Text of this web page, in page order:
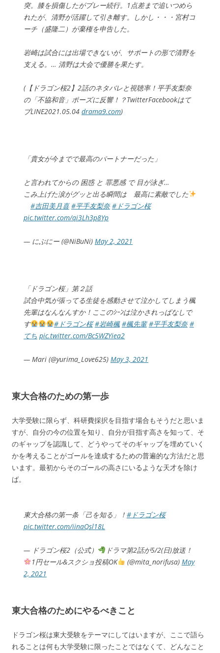
突。膝を損傷したがプレー続行。1点差まで追いつめら
れたが、清野が活躍して引き離す。しかし・・・宮村コ
ーチ（盛隆二）が棄権を申告した。
岩崎は試合には出場できないが、サポートの形で清野を
支える。… 清野は大会で優勝を果たす。
(【ドラゴン桜2】2話のネタバレと視聴率！平手友梨奈
の「不協和音」ポーズに反響！？TwitterFacebookはて
ブLINE2021.05.04 drama9.com)
「貴女が今までで最高のパートナーだった」
と言われてからの 困惑 と 罪悪感 で 目が泳ぎ…
こみ上げた涙がグッと出る瞬間は 最高に素敵でした
#吉田美月喜 #平手友梨奈 #ドラゴン桜
pic.twitter.com/qi3Lh3p8Yp
— にぶにー (@NiBuNi) May 2, 2021
「ドラゴン桜」第２話
試合中気が張ってる生徒を感動させて泣かしてしまう楓
先輩はなんなんすか！ここのｼｰﾝは泣かされっぱなしで
す
#ドラゴン桜 #岩崎楓 #楓先輩 #平手友梨奈 #
てち pic.twitter.com/Bc5WZYiea2
— Mari (@yurima_Love625) May 3, 2021
東大合格のための第一歩
大学受験に限らず、科研費採択を目指す場合もそうだと思いま
すが、自分の今の位置を知り、自分が目指す高さを知って、そ
のギャップを認識して、どうやってそのギャップを埋めていく
かを考えることがゴールを達成するための普遍的な方法だと思
います。最初からそのゴールの高さにいるような天才を除け
ば。
東大合格の第一条「己を知る」！ #ドラゴン桜
pic.twitter.com/iinaQsl18L
— ドラゴン桜2（公式）
ドラマ第2話が5/2(日)放送！
1円セール&スクショ投稿OK
(@mita_norifusa) May
2, 2021
東大合格のためにやるべきこと
ドラゴン桜は東大受験をテーマにしてはいますが、ここで語ら
れることは何も大学受験に限ったことではなくて、どんなこと